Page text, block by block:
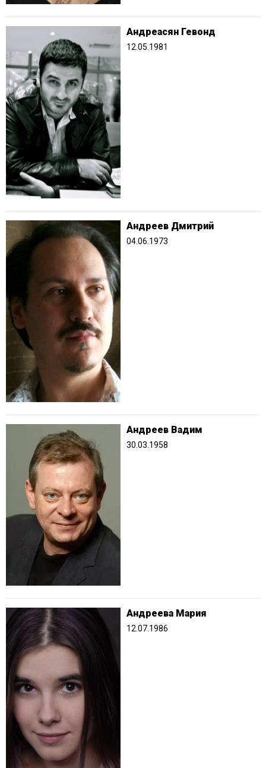
Андреасян Гевонд
12.05.1981
Андреев Дмитрий
04.06.1973
Андреев Вадим
30.03.1958
Андреева Мария
12.07.1986